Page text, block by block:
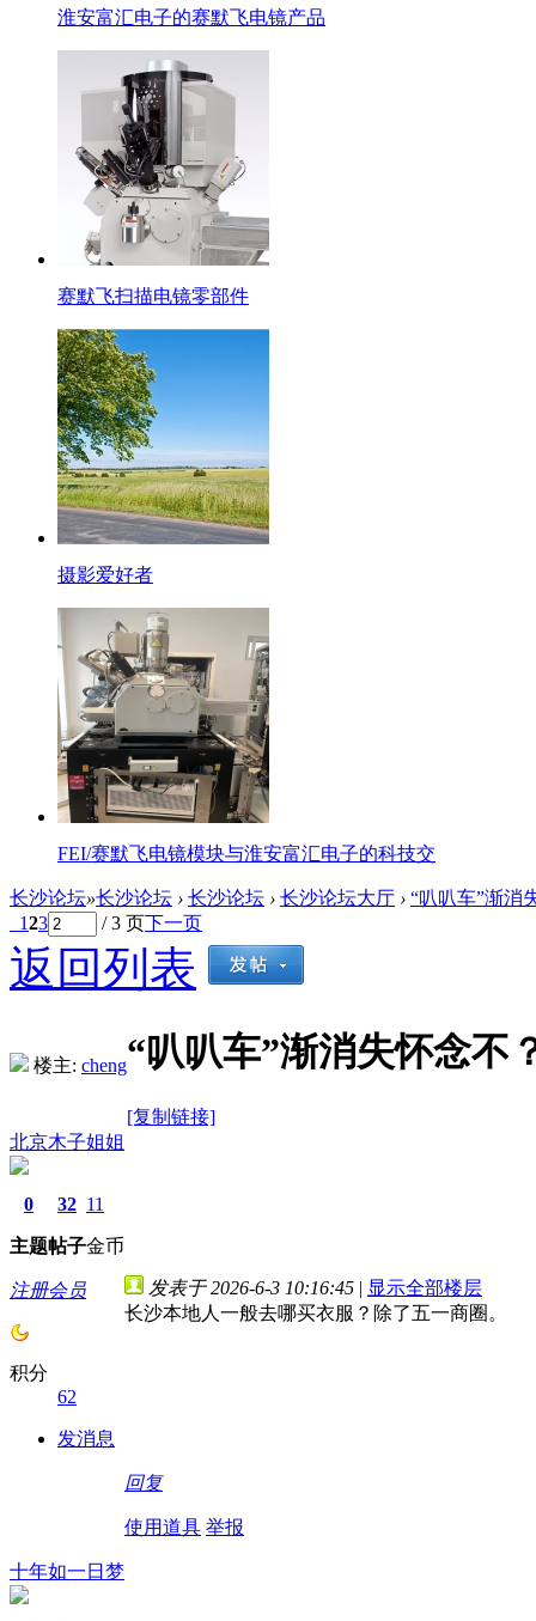
淮安富汇电子的赛默飞电镜产品
赛默飞扫描电镜零部件
摄影爱好者
FEI/赛默飞电镜模块与淮安富汇电子的科技交
长沙论坛»长沙论坛 › 长沙论坛 › 长沙论坛大厅 › “叭叭车”渐消
123 / 3 页下一页
返回列表
楼主: cheng“叭叭车”渐消失怀念不
[复制链接]
北京木子姐姐
0
主题
32
帖子
11
金币
注册会员
积分
62
发消息
发表于 2026-6-3 10:16:45 | 显示全部楼层
长沙本地人一般去哪买衣服？除了五一商圈。
回复
使用道具 举报
十年如一日梦